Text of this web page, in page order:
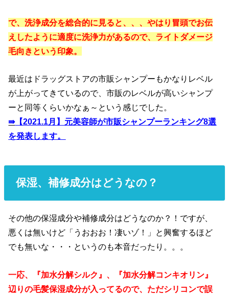
で、洗浄成分を総合的に見ると、、、やはり冒頭でお伝
えしたように適度に洗浄力があるので、ライトダメージ
毛向きという印象。
最近はドラッグストアの市販シャンプーもかなりレベル
が上がってきているので、市販のレベルが高いシャンプ
ーと同等くらいかなぁ～という感じでした。
⇛【2021.1月】元美容師が市販シャンプーランキング8選
を発表します。
保湿、補修成分はどうなの？
その他の保湿成分や補修成分はどうなのか？！ですが、
悪くは無いけど「うおおお！凄いゾ！」と興奮するほど
でも無いな・・・というのも本音だったり。。。
一応、『加水分解シルク』、『加水分解コンキオリン』
辺りの毛髪保湿成分が入ってるので、ただシリコンで誤